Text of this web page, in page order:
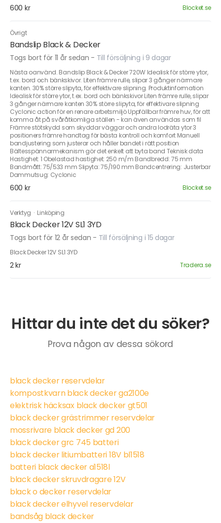
600 kr Blocket.se
Övrigt
Bandslip Black & Decker
Togs bort för 11 år sedan - Till försäljning i 9 dagar
Nästa oanvänd. Bandslip Black & Decker 720W Idealisk för större ytor,
t.ex. bord och bänkskivor. Liten främre rulle, slipar 3 gånger närmare
kanten. 30% större slipyta, för effektivare slipning. Produktinformation
Idealisk för större ytor, t.ex. bord och bänkskivor Liten främre rulle, slipar
3 gånger närmare kanten 30% större slipyta, för effektivare slipning
Cyclonic action för en renare arbetsmiljö Uppfällbar främre huv, för att
komma åt på svåråtkomliga ställen - kan även användas som fil
Främre stötskydd som skyddar väggar och andra lodräta ytor 3
positioners främre handtag för bästa kontroll och komfort Manuell
bandjustering som justerar och håller bandet i rätt position
Bältesspännarmekanism gör det enkelt att byta band Teknisk data
Hastighet: 1 Obelastad hastighet: 250 m/m Bandbredd: 75 mm
Bandmått: 75/533 mm Slipyta: 75/190 mm Bandcentrering: Justerbar
Dammutsug: Cyclonic
600 kr Blocket.se
Verktyg · Linköping
Black Decker 12V SL1 3YD
Togs bort för 12 år sedan - Till försäljning i 15 dagar
Black Decker 12V SL1 3YD
2 kr Tradera.se
Hittar du inte det du söker?
Prova någon av dessa sökord
black decker reservdelar
kompostkvarn black decker ga2100e
elektrisk häcksax black decker gt501
black decker grästrimmer reservdelar
mossrivare black decker gd 200
black decker grc 745 batteri
black decker litiumbatteri 18V bl1518
batteri black decker a1518l
black decker skruvdragare 12V
black o decker reservdelar
black decker elhyvel reservdelar
bandsåg black decker